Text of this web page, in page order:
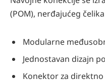
(POM), nerđajućeg
Modularne
Jednostavan dizajn
Konektor za